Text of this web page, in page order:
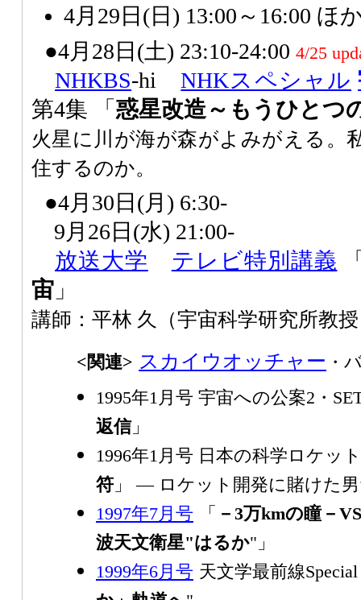
4月29日(日) 13:00～16:00 ほ
●4月28日(土) 23:10-24:00 4/25
NHKBS-hiNHKスペシャル
第4集 「 惑星改造～もうひとつ
火星に川が海が森がよみがえる。
住するのか。
●4月30日(月) 6:30-
9月26日(水) 21:00-
放送大学
テレビ特別講義
宙 」
講師：平林 久（宇宙科学研究所教
<関連> スカイウオッチャー ・
1995年1月号 宇宙への公案2・
返信」
1996年1月号 日本の科学ロケッ
符 」 ― ロケット開発に賭けた
1997年7月号
「 －3万kmの瞳－
波天文衛星"はるか"」
1999年6月号 天文学最前線